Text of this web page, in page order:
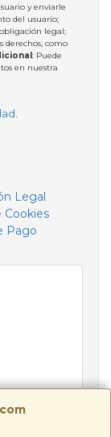
y enviarle
del usuario;
legal;
derechos, como
: Puede
en nuestra
Legal
Cookies
Pago